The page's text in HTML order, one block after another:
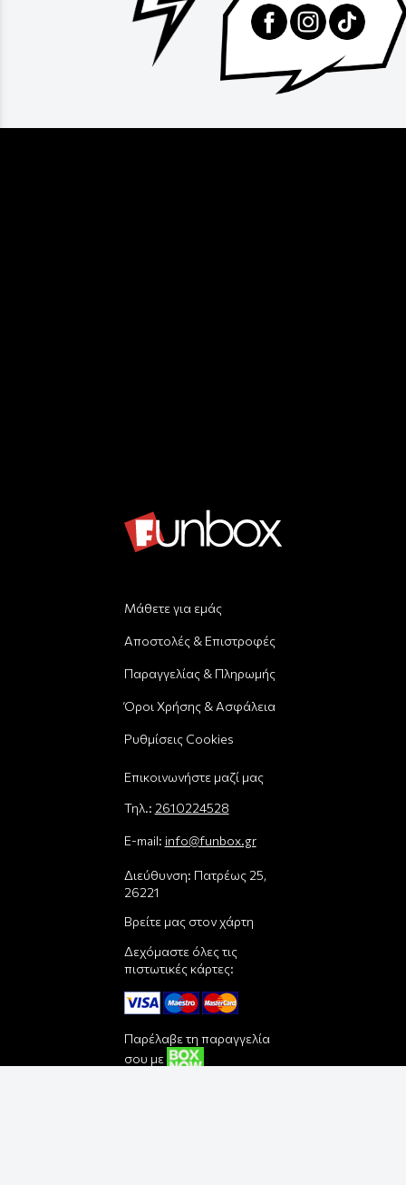
Μάθετε για εμάς
Αποστολές & Επιστροφές
Παραγγελίας & Πληρωμής
Όροι Χρήσης & Ασφάλεια
Ρυθμίσεις Cookies
Επικοινωνήστε μαζί μας
Τηλ.: 2610224528
E-mail: info@funbox.gr
Διεύθυνση: Πατρέως 25,
26221
Βρείτε μας στον χάρτη
Δεχόμαστε όλες τις
πιστωτικές κάρτες:
Παρέλαβε τη παραγγελία
σου με